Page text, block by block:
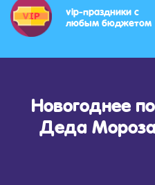
vip-праздники с
любым бюджетом
Новогоднее
Деда